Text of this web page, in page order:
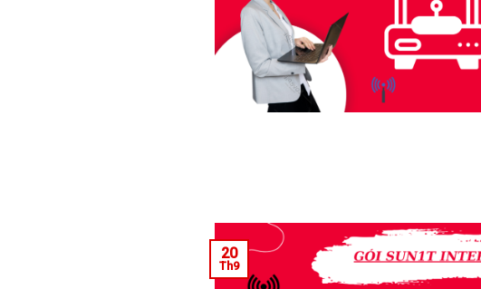
20
Th9